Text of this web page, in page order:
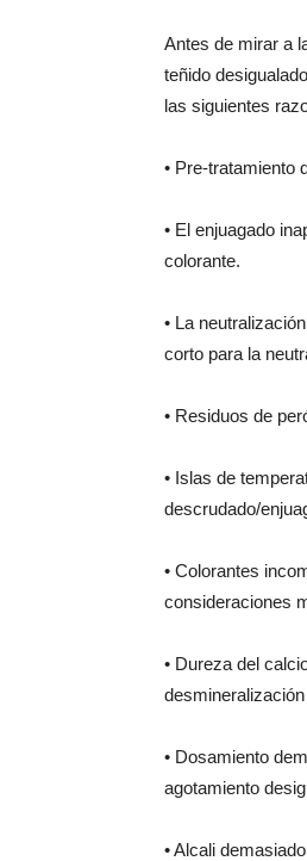
Antes de mirar a
teñido
las siguientes
• Pre-tratamiento
• El enjuagado
colorante.
• La
corto para la
• Residuos de
• Islas de
descrudado/
• Colorantes
consideraciones
• Dureza del
• Dosamiento
agotamiento
• Alcali